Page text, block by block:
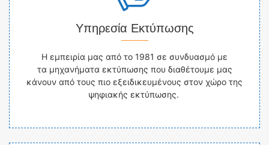
Υπηρεσία Εκτύπωσης
Η εμπειρία μας από το 1981 σε συνδυασμό με
τα μηχανήματα εκτύπωσης που διαθέτουμε μας
κάνουν από τους πιο εξειδικευμένους στον χώρο της
ψηφιακής εκτύπωσης.